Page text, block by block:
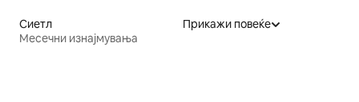
Сиетл
Месечни изнајмувања
Прикажи повеќе